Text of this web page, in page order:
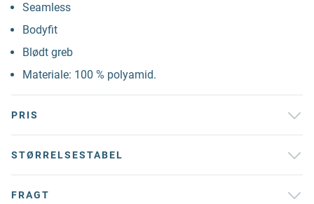
Seamless
Bodyfit
Blødt greb
Materiale: 100 % polyamid.
PRIS
STØRRELSESTABEL
FRAGT